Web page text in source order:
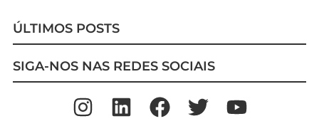
ÚLTIMOS POSTS
SIGA-NOS NAS REDES SOCIAIS